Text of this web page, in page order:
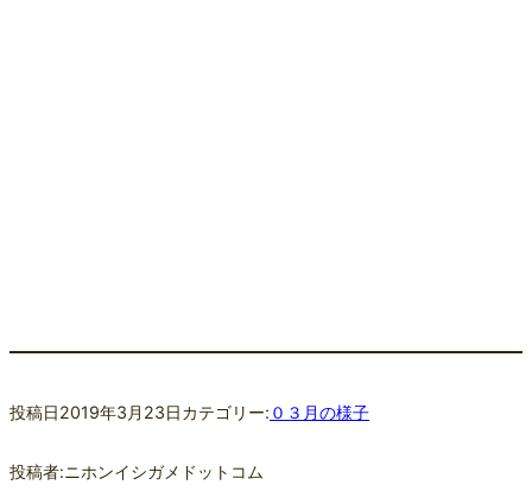
投稿日2019年3月23日カテゴリー: ０３月の様子
投稿者:ニホンイシガメドットコム